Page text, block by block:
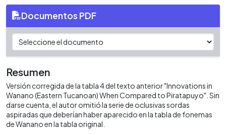
Documentos PDF
Resumen
Versión corregida de la tabla 4 del texto anterior "Innovations in
Wanano (Eastern Tucanoan) When Compared to Piratapuyo". Sin
darse cuenta, el autor omitió la serie de oclusivas sordas
aspiradas que deberían haber aparecido en la tabla de fonemas
de Wanano en la tabla original.